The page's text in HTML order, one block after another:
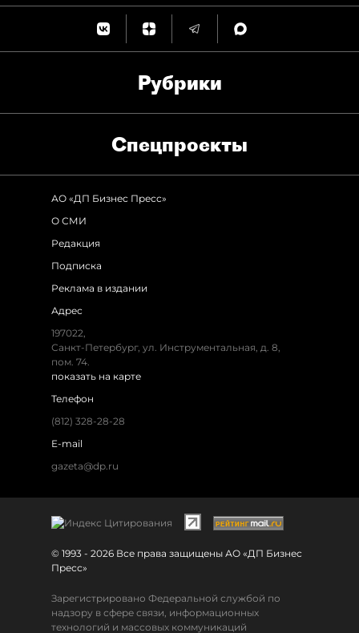
Рубрики
Спец­проекты
АО «ДП Бизнес Пресс»
О СМИ
Редакция
Подписка
Реклама в издании
Адрес
197022,
Санкт-Петербург, ул. Инструментальная, д. 8,
пом. 74.
показать на карте
Телефон
(812) 328-28-28
E-mail
gazeta@dp.ru
© 1993 - 2026 Все права защищены АО «ДП Бизнес
Пресс»
Зарегистрировано Федеральной службой по
надзору в сфере связи, информационных
технологий и массовых коммуникаций